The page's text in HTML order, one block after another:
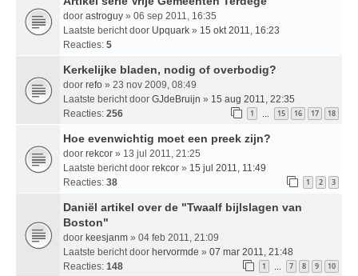
door astroguy » 06 sep 2011, 16:35
Laatste bericht door Upquark » 15 okt 2011, 16:23
Reacties: 5
Kerkelijke bladen, nodig of overbodig?
door refo » 23 nov 2009, 08:49
Laatste bericht door GJdeBruijn » 15 aug 2011, 22:35
Reacties: 256 1 … 15 16 17 18
Hoe evenwichtig moet een preek zijn?
door rekcor » 13 jul 2011, 21:25
Laatste bericht door rekcor » 15 jul 2011, 11:49
Reacties: 38 1 2 3
Daniël artikel over de "Twaalf bijlslagen van
Boston"
door keesjanm » 04 feb 2011, 21:09
Laatste bericht door hervormde » 07 mar 2011, 21:48
Reacties: 148 1 … 7 8 9 10